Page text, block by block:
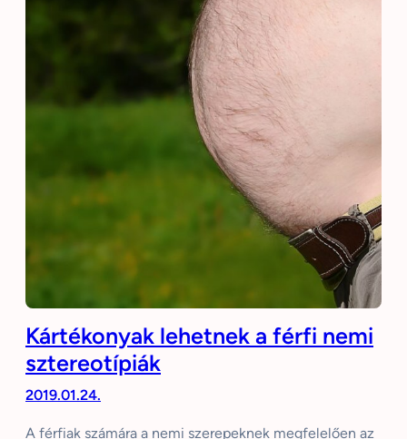
Kártékonyak lehetnek a férfi nemi
sztereotípiák
2019.01.24.
A férfiak számára a nemi szerepeknek megfelelően az